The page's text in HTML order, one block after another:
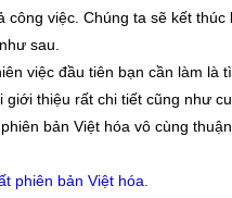
công việc. Chúng ta sẽ kết
sau.
việc đầu tiên bạn cần làm là
giới thiệu rất chi tiết cũng như
bản Việt hóa vô cùng
phiên bản Việt hóa.